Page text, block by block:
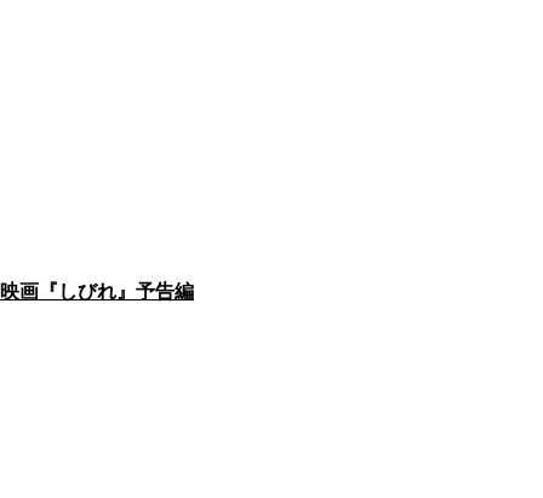
映画『しびれ』予告編